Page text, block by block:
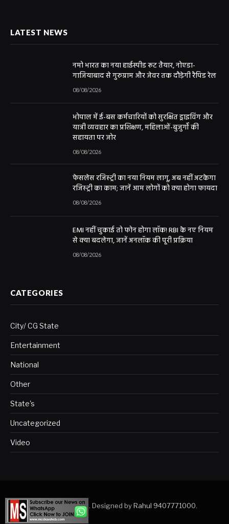
LATEST NEWS
नमो भारत का नया हाईस्पीड रूट तैयार, नोएडा-
गाजियाबाद से गुरुग्राम और जेवर तक दौड़ेगी रैपिड रेल
08/08/2026
भोपाल में ई-बस कर्मचारियों को सुरक्षित ड्राइविंग और
यात्री व्यवहार का प्रशिक्षण, महिलाओं-बुजुर्गों की
सहायता पर जोर
08/08/2026
फेसलेस रजिस्ट्री का नया नियम लागू, अब नहीं अटकेगा
रजिस्ट्री का काम; जानें आम लोगों को क्या होगा फायदा
08/08/2026
EMI नहीं चुकाई तो फोन होगा लॉक! RBI के नए नियम
से क्या बदलेगा, जानें अनलॉक की पूरी प्रक्रिया
08/08/2026
CATEGORIES
City/ CG State
Entertainment
National
Other
State's
Uncategorized
Video
Copyright © 2023. Designed byRahul 9407771000.